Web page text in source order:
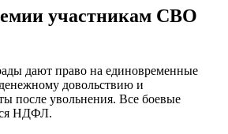
участникам СВО
дают право на единовременные
довольствию и
после увольнения. Все боевые
НДФЛ.